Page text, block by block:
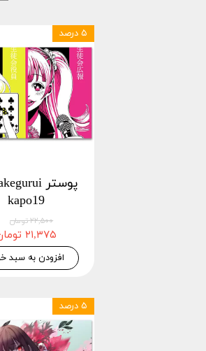
kapo19
۲۲,۵۰۰ تومان
۲۱,۳۷۵ تومان
افزودن به سبد
۵ درصد
۵ درصد